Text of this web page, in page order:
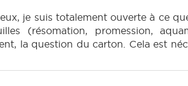
je suis totalement ouverte à ce
(résomation, promession,
la question du carton. Cela est